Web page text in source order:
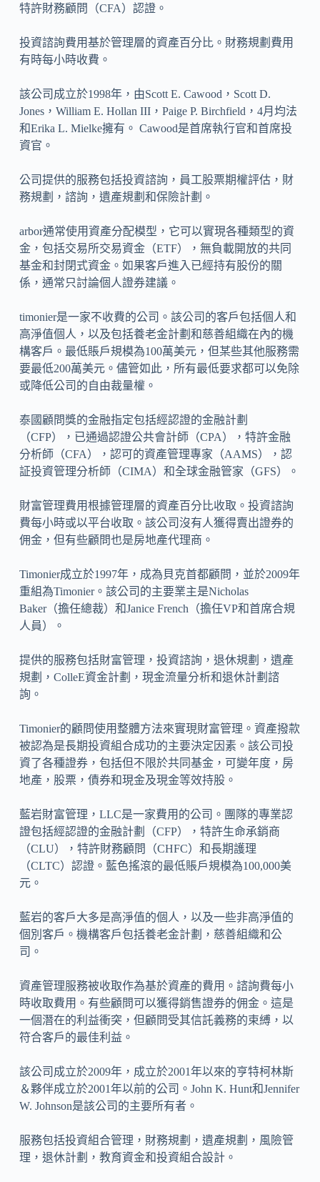
特許財務顧問（CFA）認證。
投資諮詢費用基於管理層的資產百分比。財務規劃費用
有時每小時收費。
該公司成立於1998年，由Scott E. Cawood，Scott D.
Jones，William E. Hollan III，Paige P. Birchfield，4月均法
和Erika L. Mielke擁有。 Cawood是首席執行官和首席投
資官。
公司提供的服務包括投資諮詢，員工股票期權評估，財
務規劃，諮詢，遺產規劃和保險計劃。
arbor通常使用資產分配模型，它可以實現各種類型的資
金，包括交易所交易資金（ETF），無負載開放的共同
基金和封閉式資金。如果客戶進入已經持有股份的關
係，通常只討論個人證券建議。
timonier是一家不收費的公司。該公司的客戶包括個人和
高淨值個人，以及包括養老金計劃和慈善組織在內的機
構客戶。最低賬戶規模為100萬美元，但某些其他服務需
要最低200萬美元。儘管如此，所有最低要求都可以免除
或降低公司的自由裁量權。
泰國顧問獎的金融指定包括經認證的金融計劃
（CFP），已通過認證公共會計師（CPA），特許金融
分析師（CFA），認可的資產管理專家（AAMS），認
証投資管理分析師（CIMA）和全球金融管家（GFS）。
財富管理費用根據管理層的資產百分比收取。投資諮詢
費每小時或以平台收取。該公司沒有人獲得賣出證券的
佣金，但有些顧問也是房地產代理商。
Timonier成立於1997年，成為貝克首都顧問，並於2009年
重組為Timonier。該公司的主要業主是Nicholas
Baker（擔任總裁）和Janice French（擔任VP和首席合規
人員）。
提供的服務包括財富管理，投資諮詢，退休規劃，遺產
規劃，ColleE資金計劃，現金流量分析和退休計劃諮
詢。
Timonier的顧問使用整體方法來實現財富管理。資產撥款
被認為是長期投資組合成功的主要決定因素。該公司投
資了各種證券，包括但不限於共同基金，可變年度，房
地產，股票，債券和現金及現金等效持股。
藍岩財富管理，LLC是一家費用的公司。團隊的專業認
證包括經認證的金融計劃（CFP），特許生命承銷商
（CLU），特許財務顧問（CHFC）和長期護理
（CLTC）認證。藍色搖滾的最低賬戶規模為100,000美
元。
藍岩的客戶大多是高淨值的個人，以及一些非高淨值的
個別客戶。機構客戶包括養老金計劃，慈善組織和公
司。
資產管理服務被收取作為基於資產的費用。諮詢費每小
時收取費用。有些顧問可以獲得銷售證券的佣金。這是
一個潛在的利益衝突，但顧問受其信託義務的束縛，以
符合客戶的最佳利益。
該公司成立於2009年，成立於2001年以來的亨特柯林斯
＆夥伴成立於2001年以前的公司。John K. Hunt和Jennifer
W. Johnson是該公司的主要所有者。
服務包括投資組合管理，財務規劃，遺產規劃，風險管
理，退休計劃，教育資金和投資組合設計。